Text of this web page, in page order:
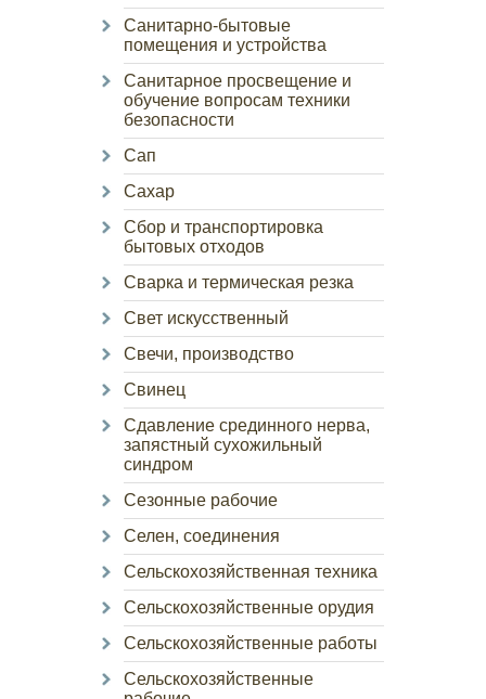
Санитарно-бытовые
помещения и устройства
Санитарное просвещение и
обучение вопросам техники
безопасности
Сап
Сахар
Сбор и транспортировка
бытовых отходов
Сварка и термическая резка
Свет искусственный
Свечи, производство
Свинец
Сдавление срединного нерва,
запястный сухожильный
синдром
Сезонные рабочие
Селен, соединения
Сельскохозяйственная техника
Сельскохозяйственные орудия
Сельскохозяйственные работы
Сельскохозяйственные